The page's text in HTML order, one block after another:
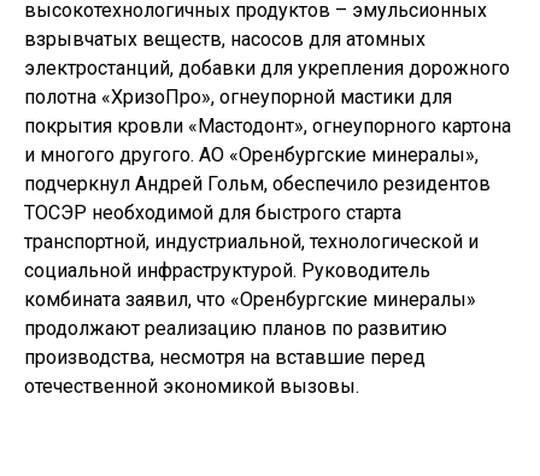
высокотехнологичных продуктов – эмульсионных
взрывчатых веществ, насосов для атомных
электростанций, добавки для укрепления дорожного
полотна «ХризоПро», огнеупорной мастики для
покрытия кровли «Мастодонт», огнеупорного картона
и многого другого. АО «Оренбургские минералы»,
подчеркнул Андрей Гольм, обеспечило резидентов
ТОСЭР необходимой для быстрого старта
транспортной, индустриальной, технологической и
социальной инфраструктурой. Руководитель
комбината заявил, что «Оренбургские минералы»
продолжают реализацию планов по развитию
производства, несмотря на вставшие перед
отечественной экономикой вызовы.